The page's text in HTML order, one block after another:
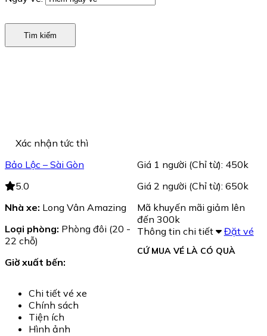
Tìm kiếm
Xác nhận tức thì
Bảo Lộc – Sài Gòn
5.0
Nhà xe: Long Vân Amazing
Loại phòng: Phòng đôi (20 -
22 chỗ)
Giờ xuất bến:
Giá 1 người (Chỉ từ): 450k
Giá 2 người (Chỉ từ): 650k
Mã khuyến mãi giảm lên
đến 300k
Thông tin chi tiết
Đặt vé
CỨ MUA VÉ LÀ CÓ QUÀ
Chi tiết vé xe
Chính sách
Tiện ích
Hình ảnh